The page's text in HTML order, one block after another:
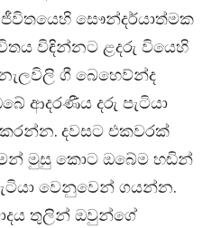
සෞන්දර්යාත්මක
විඳින්නට ළදරු වියෙහි
ගී බෙහෙව්න්ද
ආදරණීය දරු පැටියා
දවසට එකවරක්
මුසු කොට ඔබේම හඬින්
වෙනුවෙන් ගයන්න.
තුලින් ඔවුන්ගේ